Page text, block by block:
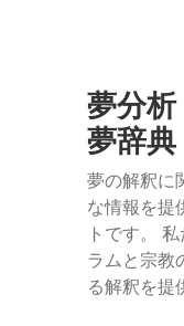
夢分析
夢辞
夢の解釈に
な情報を提
トです。
ラムと宗教
る解釈を提